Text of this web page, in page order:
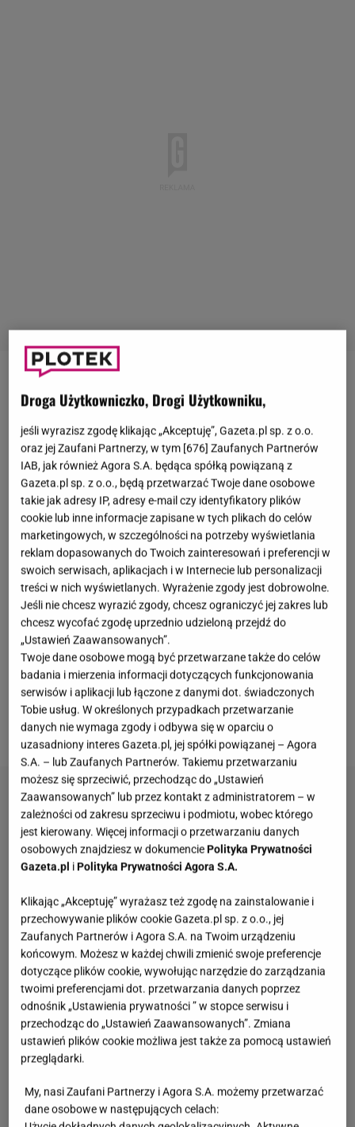
pojawia się na antenieTTV. Format polega na
oglądaniu przez uczestnikówserialii programów
telewizyjnych, a następnie komentowaniu
poszczególnych scen. Widzowie wprost pokochali
show, za dużą dawkę śmiechu i pozytywnych
emocji. Nie da się ukryć, że przez lata emisji
"Gogglebox" przyczynił się do zdobycia dużej
popularności przez niektórych bohaterów. Mowa
m.in. o Agnieszce Kotońskiej, która śmiało zasługuje
na miano prawdziwejgwiazdyprogramu. Kobieta
przeszła sporą metamorfozę od początku show.
Znacznie schudła, a także zmieniła styl ubierania się
czy fryzurę. Czyżby w jej życiu przyszła pora na
kolejne zmiany? W tychwłosachmożecie mieć
problem, by ją rozpoznać.
Droga Użytkowniczko, Drogi Użytkowniku,
jeśli wyrazisz zgodę klikając „Akceptuję”, Gazeta.pl sp. z o.o.
oraz jej Zaufani Partnerzy, w tym [676] Zaufanych Partnerów
IAB, jak również Agora S.A. będąca spółką powiązaną z
Gazeta.pl sp. z o.o., będą przetwarzać Twoje dane osobowe
takie jak adresy IP, adresy e-mail czy identyfikatory plików
cookie lub inne informacje zapisane w tych plikach do celów
marketingowych, w szczególności na potrzeby wyświetlania
reklam dopasowanych do Twoich zainteresowań i preferencji w
swoich serwisach, aplikacjach i w Internecie lub personalizacji
treści w nich wyświetlanych. Wyrażenie zgody jest dobrowolne.
Jeśli nie chcesz wyrazić zgody, chcesz ograniczyć jej zakres lub
chcesz wycofać zgodę uprzednio udzieloną przejdź do
„Ustawień Zaawansowanych”.
Twoje dane osobowe mogą być przetwarzane także do celów
badania i mierzenia informacji dotyczących funkcjonowania
serwisów i aplikacji lub łączone z danymi dot. świadczonych
Tobie usług. W określonych przypadkach przetwarzanie
danych nie wymaga zgody i odbywa się w oparciu o
uzasadniony interes Gazeta.pl, jej spółki powiązanej – Agora
S.A. – lub Zaufanych Partnerów. Takiemu przetwarzaniu
możesz się sprzeciwić, przechodząc do „Ustawień
Zaawansowanych” lub przez kontakt z administratorem – w
zależności od zakresu sprzeciwu i podmiotu, wobec którego
jest kierowany. Więcej informacji o przetwarzaniu danych
osobowych znajdziesz w dokumencie Polityka Prywatności
Gazeta.pl i Polityka Prywatności Agora S.A.
Klikając „Akceptuję” wyrażasz też zgodę na zainstalowanie i
przechowywanie plików cookie Gazeta.pl sp. z o.o., jej
Zaufanych Partnerów i Agora S.A. na Twoim urządzeniu
końcowym. Możesz w każdej chwili zmienić swoje preferencje
dotyczące plików cookie, wywołując narzędzie do zarządzania
twoimi preferencjami dot. przetwarzania danych poprzez
odnośnik „Ustawienia prywatności ” w stopce serwisu i
przechodząc do „Ustawień Zaawansowanych”. Zmiana
ustawień plików cookie możliwa jest także za pomocą ustawień
przeglądarki.
My, nasi Zaufani Partnerzy i Agora S.A. możemy przetwarzać
dane osobowe w następujących celach: